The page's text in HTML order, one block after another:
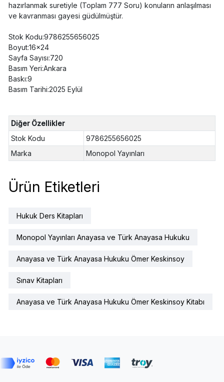
hazırlanmak suretiyle (Toplam 777 Soru) konuların anlaşılması
ve kavranması gayesi güdülmüştür.
Stok Kodu:9786255656025
Boyut:16x24
Sayfa Sayısı:720
Basım Yeri:Ankara
Baskı:9
Basım Tarihi:2025 Eylül
Diğer Özellikler
Stok Kodu
9786255656025
Marka
Monopol Yayınları
Ürün Etiketleri
Hukuk Ders Kitapları
Monopol Yayınları Anayasa ve Türk Anayasa Hukuku
Anayasa ve Türk Anayasa Hukuku Ömer Keskinsoy
Sınav Kitapları
Anayasa ve Türk Anayasa Hukuku Ömer Keskinsoy Kitabı